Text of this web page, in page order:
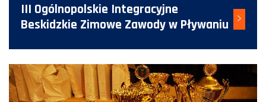
III Ogólnopolskie Integracyjne
Beskidzkie Zimowe Zawody w Pływaniu